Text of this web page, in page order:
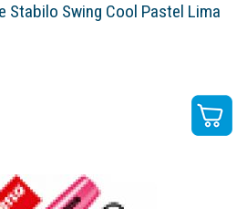
Stabilo Swing Cool Pastel Lima